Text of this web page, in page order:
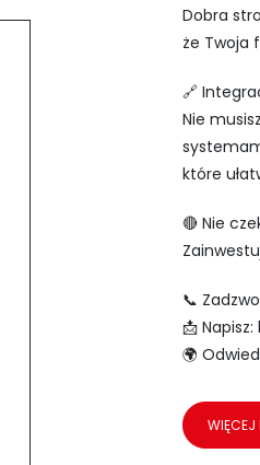
Dobra
że Twoja
🔗
Nie
które
🔴 Nie
📞
📩 Napisz:
🌍
WIĘCEJ